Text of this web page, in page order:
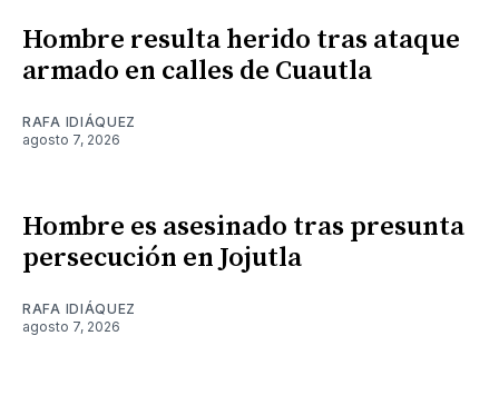
Hombre resulta herido tras ataque
armado en calles de Cuautla
RAFA IDIÁQUEZ
agosto 7, 2026
Hombre es asesinado tras presunta
persecución en Jojutla
RAFA IDIÁQUEZ
agosto 7, 2026